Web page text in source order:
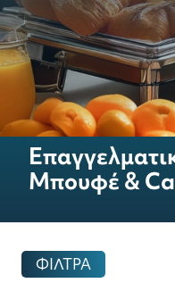
Μπουφέ &
ΦΙΛΤΡΑ